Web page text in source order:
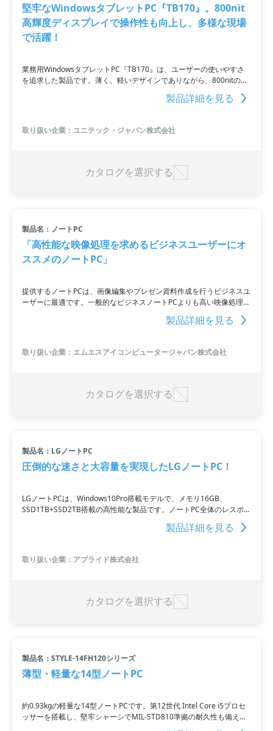
堅牢なWindowsタブレットPC『TB170』。800nit
高輝度ディスプレイで操作性も向上し、多様な現場
で活躍！
業務用WindowsタブレットPC『TB170』は、ユーザーの使いやすさ
を追求した製品です。薄く、軽いデザインでありながら、800nitの高
輝度ディスプレイとデジタイザーペンに対応し、細かい操作や太陽光
下での作業においても優れた操作性を提供します。最新のWindows11
な現場で幅広く活躍することができるタブレットPCです。
製品詳細を見る
取り扱い企業：ユニテック・ジャパン株式会社
カタログを選択する
製品名：ノートPC
「高性能な映像処理を求めるビジネスユーザーにオ
ススメのノートPC」
提供するノートPCは、画像編集やプレゼン資料作成を行うビジネスユ
ーザーに最適です。一般的なビジネスノートPCよりも高い映像処理性
能を備えており、3D映像処理に強いGeForce RTX 3050 Ti Laptop
GPUやCore i7-1280P搭載により、ハイスピードな動作が可能です。
ターやビジネスユーザーの業務を効率化させるため、メモリ32GB搭
載や充実したストレージ容量も特徴としています。ノートPCでもデス
製品詳細を見る
取り扱い企業：エムエスアイコンピュータージャパン株式会社
カタログを選択する
製品名：LGノートPC
圧倒的な速さと大容量を実現したLGノートPC！
LGノートPCは、Windows10Pro搭載モデルで、メモリ16GB、
SSD1TB+SSD2TB搭載の高性能な製品です。ノートPC全体のレスポン
スを高速化し、圧倒的なデータ読み込み・書き込み速度を実現してい
ます。さらに、デュアルストレージを搭載しているため、保存容量を
製品詳細を見る
取り扱い企業：アプライド株式会社
カタログを選択する
製品名：STYLE-14FH120シリーズ
薄型・軽量な14型ノートPC
約0.93kgの軽量な14型ノートPCです。第12世代 Intel Core i5プロセ
ッサーを搭載し、堅牢シャーシでMIL-STD810準拠の耐久性も備えて
います。高速無線LAN規格のWi-Fi6にも対応し、オンライン会議でも